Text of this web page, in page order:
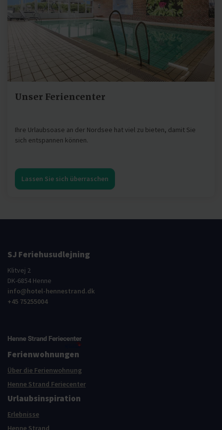
Unser Feriencenter
Ihre Urlaubsoase an der Nordsee hat viel zu bieten, damit Sie
sich entspannen können.
Lassen Sie sich überraschen
SJ Feriehusudlejning
Klitvej 2
DK-6854 Henne
info@hotel-hennestrand.dk
+45 75255004
Ferienwohnungen
Über die Ferienwohnung
Henne Strand Feriecenter
Urlaubsinspiration
Erlebnisse
Henne Strand